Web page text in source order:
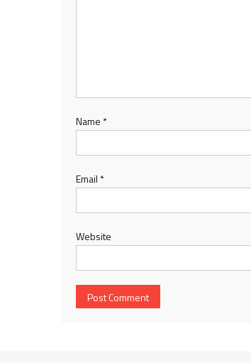
Name *
Email *
Website